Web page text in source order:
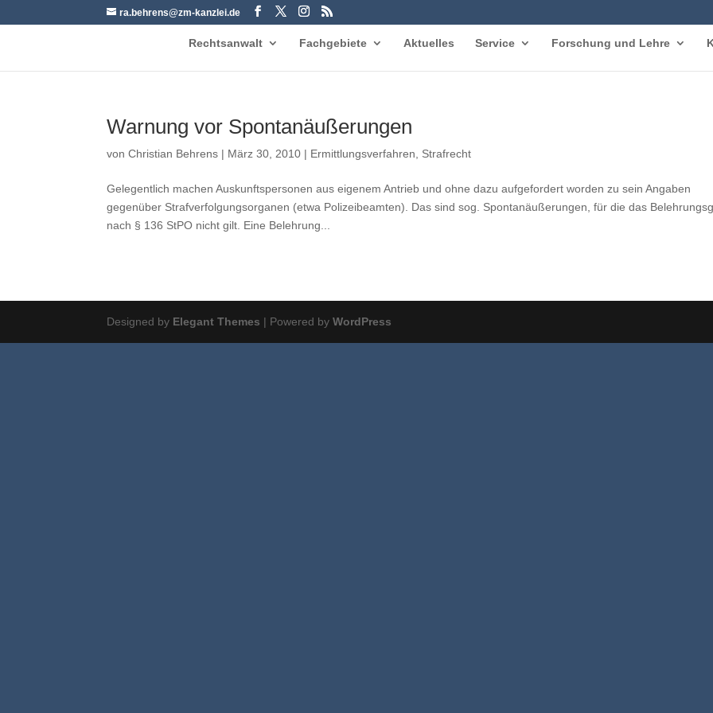
ra.behrens@zm-kanzlei.de
Rechtsanwalt Fachgebiete Aktuelles Service Forschung und Lehre
Warnung vor Spontanäußerungen
vonChristian Behrens | März 30, 2010 | Ermittlungsverfahren Strafrecht
Gelegentlich machen Auskunftspersonen aus eigenem Antrieb und ohne dazu aufgefordert worden zu sein Angaben
gegenüber Strafverfolgungsorganen (etwa Polizeibeamten). Das sind sog. Spontanäußerungen, für die das
nach § 136 StPO nicht gilt. Eine Belehrung...
Designed by Elegant Themes | Powered byWordPress